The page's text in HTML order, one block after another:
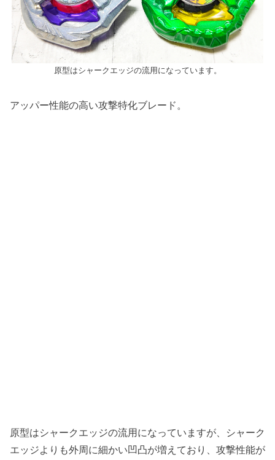
原型はシャークエッジの流用になっています。
アッパー性能の高い攻撃特化ブレード。
原型はシャークエッジの流用になっていますが、シャーク
エッジよりも外周に細かい凹凸が増えており、攻撃性能が